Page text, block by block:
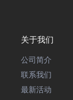
关于我们
公司简介
联系我们
最新活动